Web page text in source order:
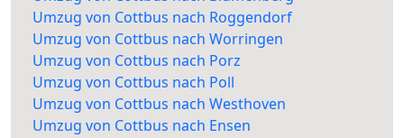
Umzug von Cottbus nach Roggendorf
Umzug von Cottbus nach Worringen
Umzug von Cottbus nach Porz
Umzug von Cottbus nach Poll
Umzug von Cottbus nach Westhoven
Umzug von Cottbus nach Ensen